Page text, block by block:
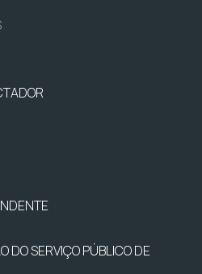
DO SERVIÇO PÚBLICO DE